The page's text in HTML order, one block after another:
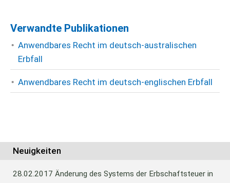
Verwandte Publikationen
Anwendbares Recht im deutsch-australischen
Erbfall
Anwendbares Recht im deutsch-englischen Erbfall
Neuigkeiten
28.02.2017 Änderung des Systems der Erbschaftsteuer in